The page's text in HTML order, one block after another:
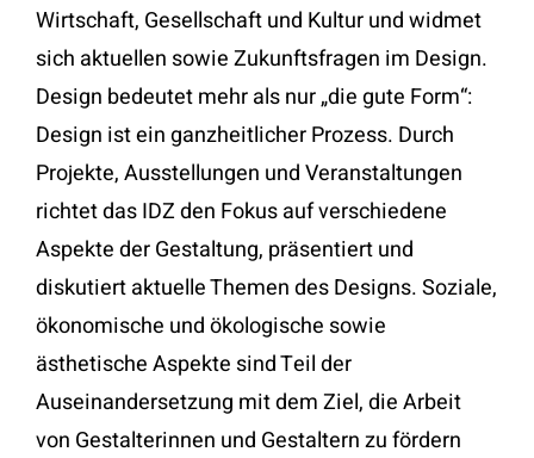
Wirtschaft, Gesellschaft und Kultur und widmet
sich aktuellen sowie Zukunftsfragen im Design.
Design bedeutet mehr als nur „die gute Form“:
Design ist ein ganzheitlicher Prozess. Durch
Projekte, Ausstellungen und Veranstaltungen
richtet das IDZ den Fokus auf verschiedene
Aspekte der Gestaltung, präsentiert und
diskutiert aktuelle Themen des Designs. Soziale,
ökonomische und ökologische sowie
ästhetische Aspekte sind Teil der
Auseinandersetzung mit dem Ziel, die Arbeit
von Gestalterinnen und Gestaltern zu fördern